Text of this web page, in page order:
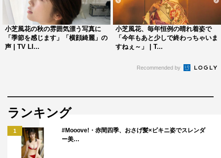
小芝風花の秋の雰囲気漂う写真に
「季節を感じます」「横顔綺麗」の
声 | TV LI...
小芝風花、毎年恒例の晴れ着姿で
「今年もあと少しで終わっちゃいま
すねぇ～」 | T...
Recommended by
ランキング
1
#Mooove!・赤間四季、おさげ髪×ビキニ姿でスレンダ
ー美…